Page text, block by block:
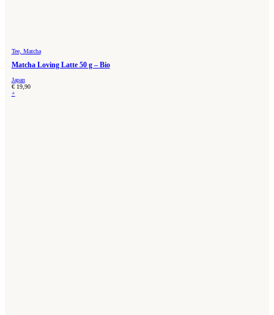
Tee, Matcha
Matcha Loving Latte 50 g – Bio
Japan
€19,90
+